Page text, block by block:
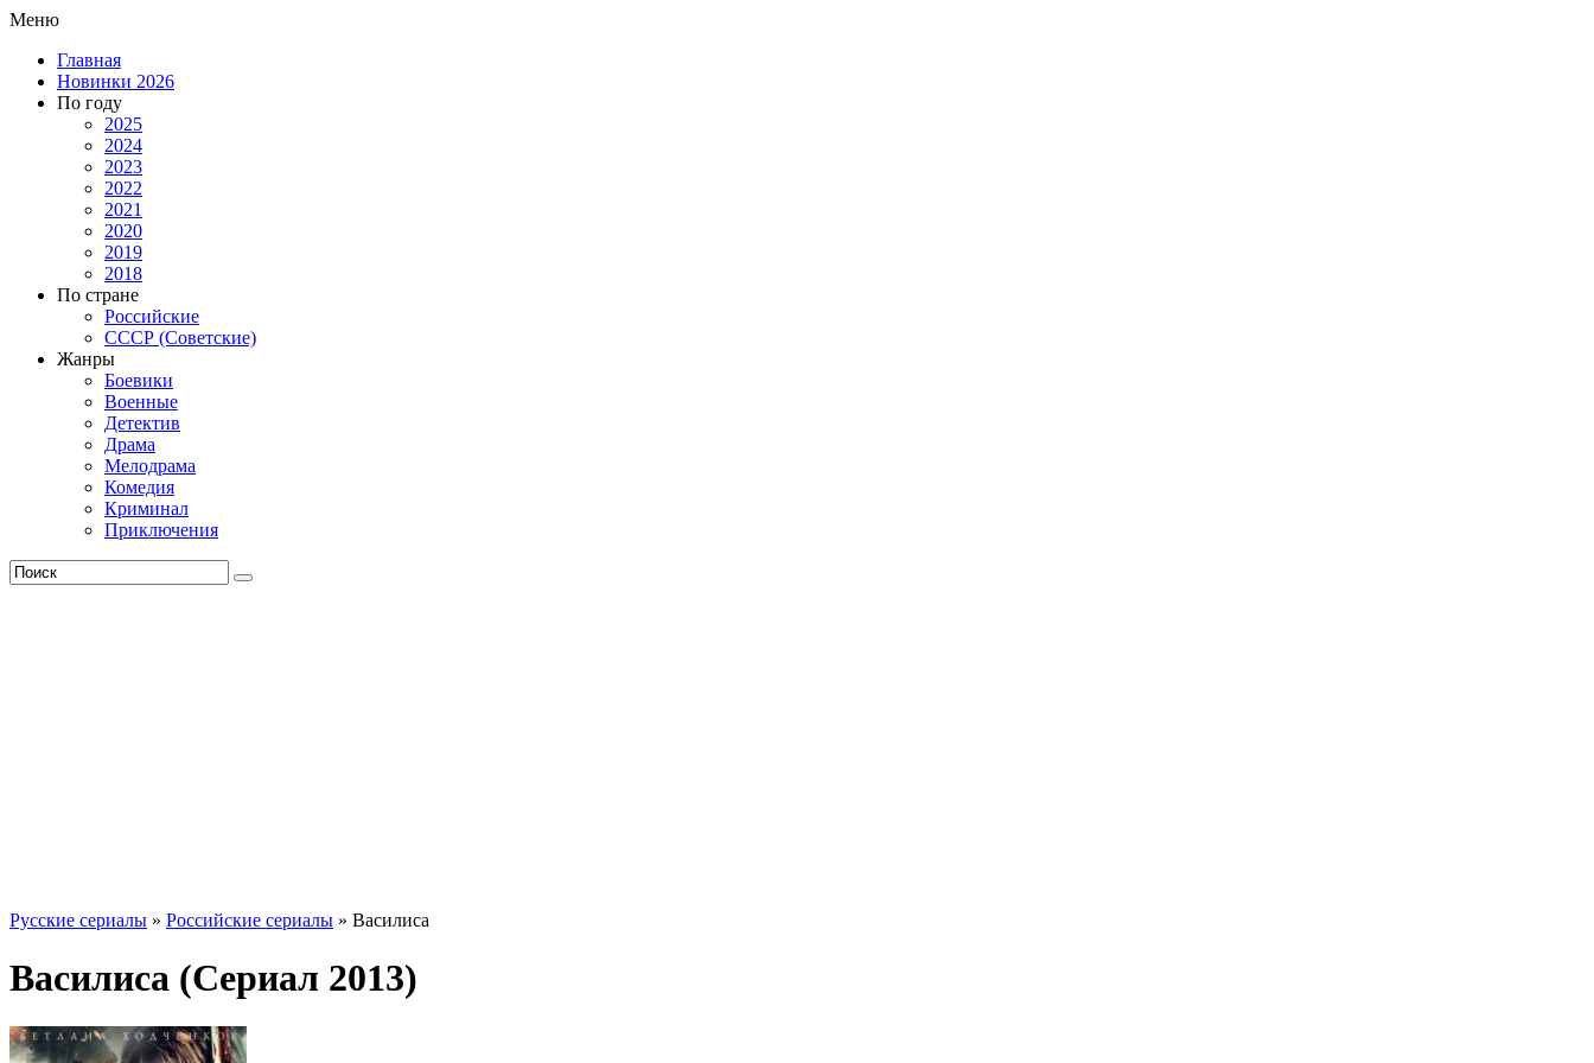
Меню
Главная
Новинки 2026
По году
2025
2024
2023
2022
2021
2020
2019
2018
По стране
Российские
СССР (Советские)
Жанры
Боевики
Военные
Детектив
Драма
Мелодрама
Комедия
Криминал
Приключения
Русские сериалы » Российские сериалы » Василиса
Василиса (Сериал 2013)